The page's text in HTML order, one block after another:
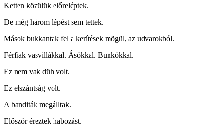
Ketten közülük előreléptek.
De még három lépést sem tettek.
Mások bukkantak fel a kerítések mögül, az udvarokból.
Férfiak vasvillákkal. Ásókkal. Bunkókkal.
Ez nem vak düh volt.
Ez elszántság volt.
A banditák megálltak.
Először éreztek habozást.